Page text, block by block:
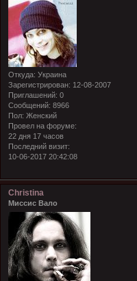
Откуда: Украина
Зарегистрирован: 12-08-2007
Приглашений: 0
Сообщений: 8966
Пол: Женский
Провел на форуме:
22 дня 17 часов
Последний визит:
10-06-2017 20:42:08
Christina
Миссис Вало